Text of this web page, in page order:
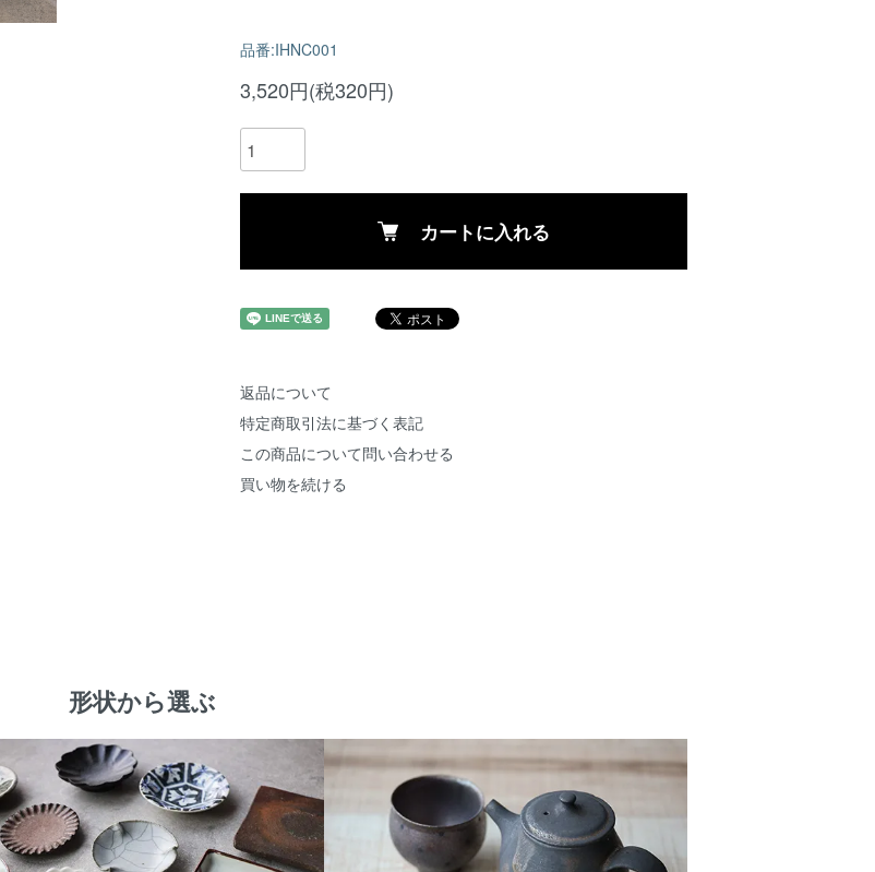
品番:IHNC001
3,520円(税320円)
カートに入れる
返品について
特定商取引法に基づく表記
この商品について問い合わせる
買い物を続ける
形状から選ぶ